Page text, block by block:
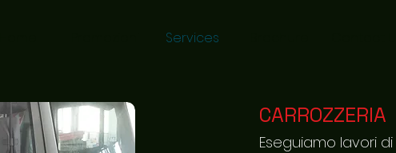
Services
CARROZZERIA
Eseguiamo lavori